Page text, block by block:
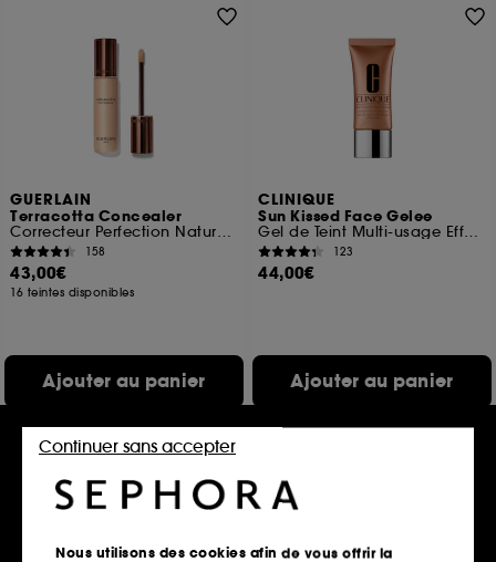
GUERLAIN
Terracotta Concealer
Correcteur Perfection Naturelle
158
43,00€
16 teintes disponibles
Ajouter au panier
CLINIQUE
Sun Kissed Face Gelee
Gel de Teint Multi-usage Effet Soleil
123
44,00€
Ajouter au panier
Nous utilisons des cookies afin de vous offrir la
Continuer sans accepter